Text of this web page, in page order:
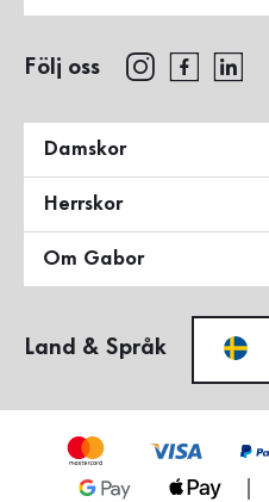
Följ oss
Damskor
Herrskor
Om Gabor
Land & Språk